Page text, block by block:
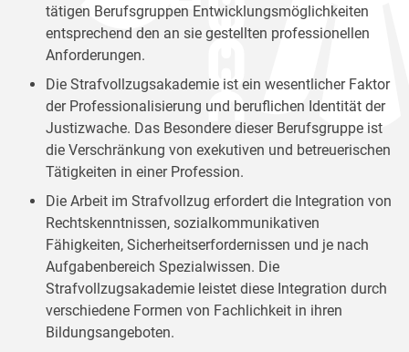
tätigen Berufsgruppen Entwicklungsmöglichkeiten
entsprechend den an sie gestellten professionellen
Anforderungen.
Die Strafvollzugsakademie ist ein wesentlicher Faktor
der Professionalisierung und beruflichen Identität der
Justizwache. Das Besondere dieser Berufsgruppe ist
die Verschränkung von exekutiven und betreuerischen
Tätigkeiten in einer Profession.
Die Arbeit im Strafvollzug erfordert die Integration von
Rechtskenntnissen, sozialkommunikativen
Fähigkeiten, Sicherheitserfordernissen und je nach
Aufgabenbereich Spezialwissen. Die
Strafvollzugsakademie leistet diese Integration durch
verschiedene Formen von Fachlichkeit in ihren
Bildungsangeboten.